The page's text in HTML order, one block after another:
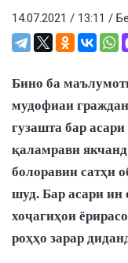
14.07.2021 / 13:11 /
Бино ба
мудофиаи
гузашта бар
қаламрави
болоравии сатҳи
шуд. Бар асари ин
хоҷагиҳои
роҳҳо зарар